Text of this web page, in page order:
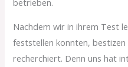
Nachdem wir in ihrem Test
feststellen konnten,
recherchiert. Denn uns hat